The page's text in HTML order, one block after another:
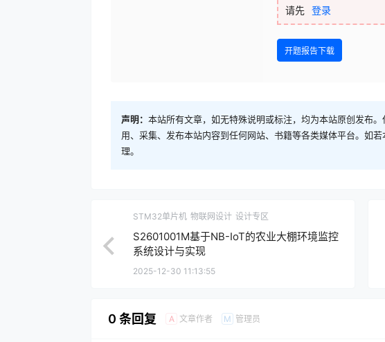
请先 登录
开题报告下载
声明： 本站所有文章，如无特殊说明或标注，均为本站原创发布
用、采集、发布本站内容到任何网站、书籍等各类媒体平台。如
理。
STM32单片机 物联网设计 设计专区
S2601001M基于NB-IoT的农业大棚环境监控
系统设计与实现
2025-12-30 11:13:55
0 条回复 A 文章作者 M 管理员